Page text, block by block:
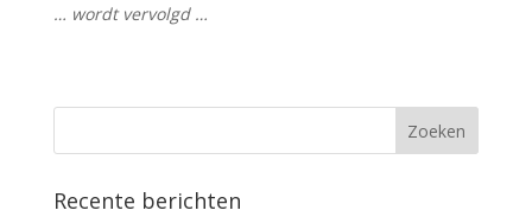
… wordt vervolgd …
Recente berichten